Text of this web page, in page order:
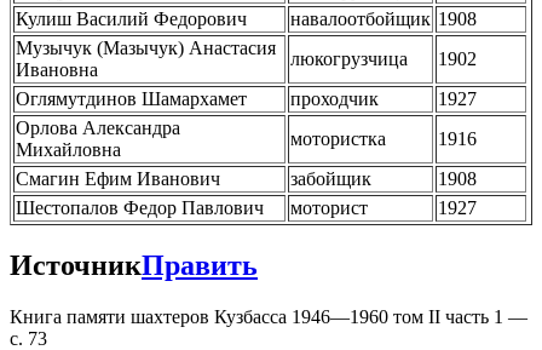
Кулиш Василий Федорович
навалоотбойщик 1908
Музычук (Мазычук) Анастасия
Ивановна
люкогрузчица
1902
Оглямутдинов Шамархамет
проходчик
1927
Орлова Александра
Михайловна
мотористка
1916
Смагин Ефим Иванович
забойщик
1908
Шестопалов Федор Павлович
моторист 1927
ИсточникПравить
Книга памяти шахтеров Кузбасса 1946—1960 том II часть 1 —
с. 73